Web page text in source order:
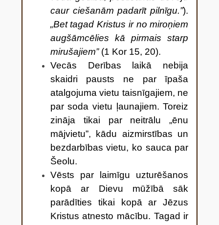
caur ciešanām padarīt pilnīgu.”).
„Bet tagad Kristus ir no miroņiem
augšāmcēlies kā pirmais starp
mirušajiem”(1 Kor 15, 20).
Vecās Derības laikā nebija
skaidri pausts ne par īpaša
atalgojuma vietu taisnīgajiem, ne
par soda vietu ļaunajiem. Toreiz
zināja tikai par neitrālu „ēnu
mājvietu”, kādu aizmirstības un
bezdarbības vietu, ko sauca par
Šeolu.
Vēsts par laimīgu uzturēšanos
kopā ar Dievu mūžībā sāk
parādīties tikai kopā ar Jēzus
Kristus atnesto mācību. Tagad ir